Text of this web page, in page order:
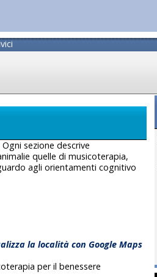
sezione descrive
quelle di musicoterapia,
agli orientamenti cognitivo
la località con Google Maps
per il benessere